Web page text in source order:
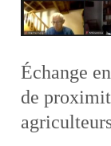
Échange
de